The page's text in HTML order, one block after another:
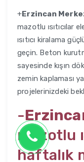
+Erzincan
mazotlu ısıtıcılar
ısıtıcı kiralama
geçin. Beton
sayesinde kışın
zemin kaplaması
projelerinizdeki
-
mazotlu
haftalık